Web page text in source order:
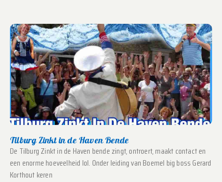
Tilburg Zinkt in de Haven Bende
De Tilburg Zinkt in de Haven bende zingt, ontroert, maakt contact en
een enorme hoeveelheid lol. Onder leiding van Boemel big boss Gerard
Korthout keren